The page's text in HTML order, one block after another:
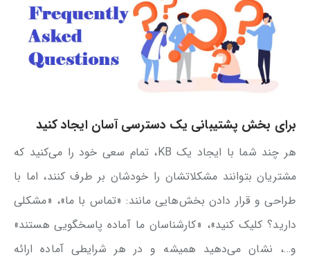
برای بخش پشتیبانی یک دسترسی آسان ایجاد کنید
هر چند شما با ایجاد یک KB، تمام سعی خود را می‌کنید که
مشتریان بتوانند مشکلاتشان را خودشان بر طرف کنند، اما با
طراحی و قرار دادن بخش‌هایی مانند: «تماس با ما»، «مشکلی
دارید؟ کلیک کنید»، «کارشناسان ما آماده پاسخگویی هستند»
و…، نشان می‌دهید همیشه و در هر شرایطی آماده ارائه